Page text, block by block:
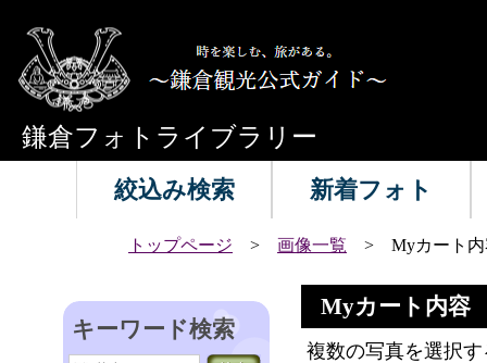
鎌倉フォトライブラリー
絞込み検索 新着フォト
トップページ > 画像一覧 > Myカート内
キーワード検索
Myカート内容
複数の写真を選択